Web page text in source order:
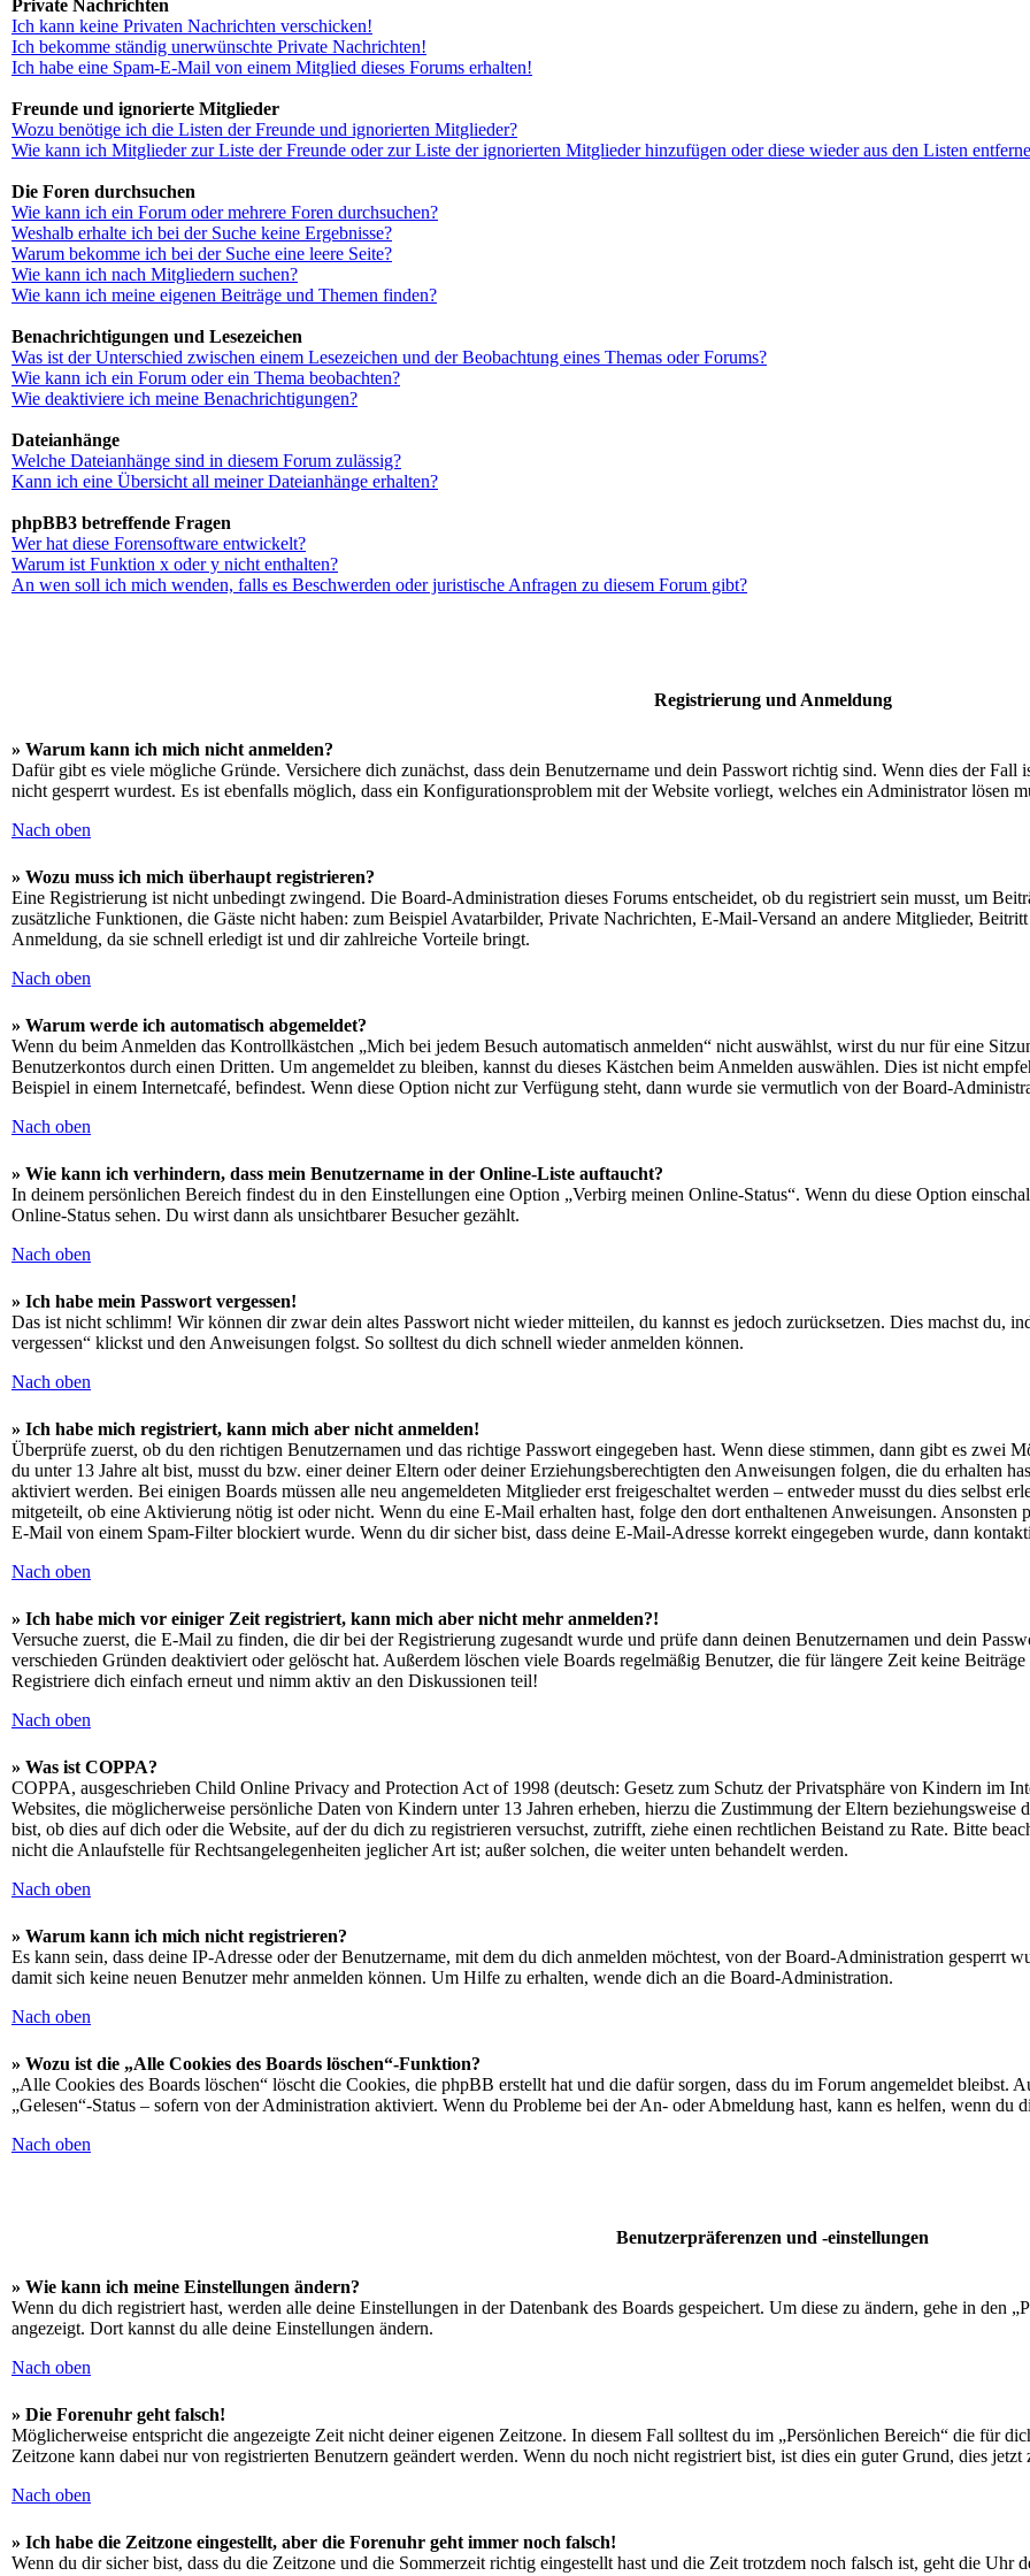
Private Nachrichten
Ich kann keine Privaten Nachrichten verschicken!
Ich bekomme ständig unerwünschte Private Nachrichten!
Ich habe eine Spam-E-Mail von einem Mitglied dieses Forums erhalten!
Freunde und ignorierte Mitglieder
Wozu benötige ich die Listen der Freunde und ignorierten Mitglieder?
Wie kann ich Mitglieder zur Liste der Freunde oder zur Liste der ignorierten Mitglieder hinzufügen oder diese wieder aus den Listen
Die Foren durchsuchen
Wie kann ich ein Forum oder mehrere Foren durchsuchen?
Weshalb erhalte ich bei der Suche keine Ergebnisse?
Warum bekomme ich bei der Suche eine leere Seite?
Wie kann ich nach Mitgliedern suchen?
Wie kann ich meine eigenen Beiträge und Themen finden?
Benachrichtigungen und Lesezeichen
Was ist der Unterschied zwischen einem Lesezeichen und der Beobachtung eines Themas oder Forums?
Wie kann ich ein Forum oder ein Thema beobachten?
Wie deaktiviere ich meine Benachrichtigungen?
Dateianhänge
Welche Dateianhänge sind in diesem Forum zulässig?
Kann ich eine Übersicht all meiner Dateianhänge erhalten?
phpBB3 betreffende Fragen
Wer hat diese Forensoftware entwickelt?
Warum ist Funktion x oder y nicht enthalten?
An wen soll ich mich wenden, falls es Beschwerden oder juristische Anfragen zu diesem Forum gibt?
Registrierung und Anmeldung
» Warum kann ich mich nicht anmelden?
Dafür gibt es viele mögliche Gründe. Versichere dich zunächst, dass dein Benutzername und dein Passwort richtig sind. Wenn dies der
nicht gesperrt wurdest. Es ist ebenfalls möglich, dass ein Konfigurationsproblem mit der Website vorliegt, welches ein Administrator lösen
Nach oben
» Wozu muss ich mich überhaupt registrieren?
Eine Registrierung ist nicht unbedingt zwingend. Die Board-Administration dieses Forums entscheidet, ob du registriert sein musst, um
zusätzliche Funktionen, die Gäste nicht haben: zum Beispiel Avatarbilder, Private Nachrichten, E-Mail-Versand an andere Mitglieder,
Anmeldung, da sie schnell erledigt ist und dir zahlreiche Vorteile bringt.
Nach oben
» Warum werde ich automatisch abgemeldet?
Wenn du beim Anmelden das Kontrollkästchen „Mich bei jedem Besuch automatisch anmelden“ nicht auswählst, wirst du nur für eine
Benutzerkontos durch einen Dritten. Um angemeldet zu bleiben, kannst du dieses Kästchen beim Anmelden auswählen. Dies ist nicht
Beispiel in einem Internetcafé, befindest. Wenn diese Option nicht zur Verfügung steht, dann wurde sie vermutlich von der Board-
Nach oben
» Wie kann ich verhindern, dass mein Benutzername in der Online-Liste auftaucht?
In deinem persönlichen Bereich findest du in den Einstellungen eine Option „Verbirg meinen Online-Status“. Wenn du diese Option
Online-Status sehen. Du wirst dann als unsichtbarer Besucher gezählt.
Nach oben
» Ich habe mein Passwort vergessen!
Das ist nicht schlimm! Wir können dir zwar dein altes Passwort nicht wieder mitteilen, du kannst es jedoch zurücksetzen. Dies machst du,
vergessen“ klickst und den Anweisungen folgst. So solltest du dich schnell wieder anmelden können.
Nach oben
» Ich habe mich registriert, kann mich aber nicht anmelden!
Überprüfe zuerst, ob du den richtigen Benutzernamen und das richtige Passwort eingegeben hast. Wenn diese stimmen, dann gibt es zwei
du unter 13 Jahre alt bist, musst du bzw. einer deiner Eltern oder deiner Erziehungsberechtigten den Anweisungen folgen, die du erhalten
aktiviert werden. Bei einigen Boards müssen alle neu angemeldeten Mitglieder erst freigeschaltet werden – entweder musst du dies selbst
mitgeteilt, ob eine Aktivierung nötig ist oder nicht. Wenn du eine E-Mail erhalten hast, folge den dort enthaltenen Anweisungen.
E-Mail von einem Spam-Filter blockiert wurde. Wenn du dir sicher bist, dass deine E-Mail-Adresse korrekt eingegeben wurde, dann
Nach oben
» Ich habe mich vor einiger Zeit registriert, kann mich aber nicht mehr anmelden?!
Versuche zuerst, die E-Mail zu finden, die dir bei der Registrierung zugesandt wurde und prüfe dann deinen Benutzernamen und dein
verschieden Gründen deaktiviert oder gelöscht hat. Außerdem löschen viele Boards regelmäßig Benutzer, die für längere Zeit keine
Registriere dich einfach erneut und nimm aktiv an den Diskussionen teil!
Nach oben
» Was ist COPPA?
COPPA, ausgeschrieben Child Online Privacy and Protection Act of 1998 (deutsch: Gesetz zum Schutz der Privatsphäre von Kindern im
Websites, die möglicherweise persönliche Daten von Kindern unter 13 Jahren erheben, hierzu die Zustimmung der Eltern beziehungsweise
bist, ob dies auf dich oder die Website, auf der du dich zu registrieren versuchst, zutrifft, ziehe einen rechtlichen Beistand zu Rate. Bitte
nicht die Anlaufstelle für Rechtsangelegenheiten jeglicher Art ist; außer solchen, die weiter unten behandelt werden.
Nach oben
» Warum kann ich mich nicht registrieren?
Es kann sein, dass deine IP-Adresse oder der Benutzername, mit dem du dich anmelden möchtest, von der Board-Administration gesperrt
damit sich keine neuen Benutzer mehr anmelden können. Um Hilfe zu erhalten, wende dich an die Board-Administration.
Nach oben
» Wozu ist die „Alle Cookies des Boards löschen“-Funktion?
„Alle Cookies des Boards löschen“ löscht die Cookies, die phpBB erstellt hat und die dafür sorgen, dass du im Forum angemeldet bleibst.
„Gelesen“-Status – sofern von der Administration aktiviert. Wenn du Probleme bei der An- oder Abmeldung hast, kann es helfen, wenn du
Nach oben
Benutzerpräferenzen und -einstellungen
» Wie kann ich meine Einstellungen ändern?
Wenn du dich registriert hast, werden alle deine Einstellungen in der Datenbank des Boards gespeichert. Um diese zu ändern, gehe in den
angezeigt. Dort kannst du alle deine Einstellungen ändern.
Nach oben
» Die Forenuhr geht falsch!
Möglicherweise entspricht die angezeigte Zeit nicht deiner eigenen Zeitzone. In diesem Fall solltest du im „Persönlichen Bereich“ die für
Zeitzone kann dabei nur von registrierten Benutzern geändert werden. Wenn du noch nicht registriert bist, ist dies ein guter Grund, dies jetzt
Nach oben
» Ich habe die Zeitzone eingestellt, aber die Forenuhr geht immer noch falsch!
Wenn du dir sicher bist, dass du die Zeitzone und die Sommerzeit richtig eingestellt hast und die Zeit trotzdem noch falsch ist, geht die